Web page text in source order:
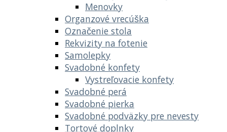
Menovky
Organzové vrecúška
Označenie stola
Rekvizity na fotenie
Samolepky
Svadobné konfety
Vystreľovacie konfety
Svadobné perá
Svadobné pierka
Svadobné podväzky pre nevesty
Tortové doplnky